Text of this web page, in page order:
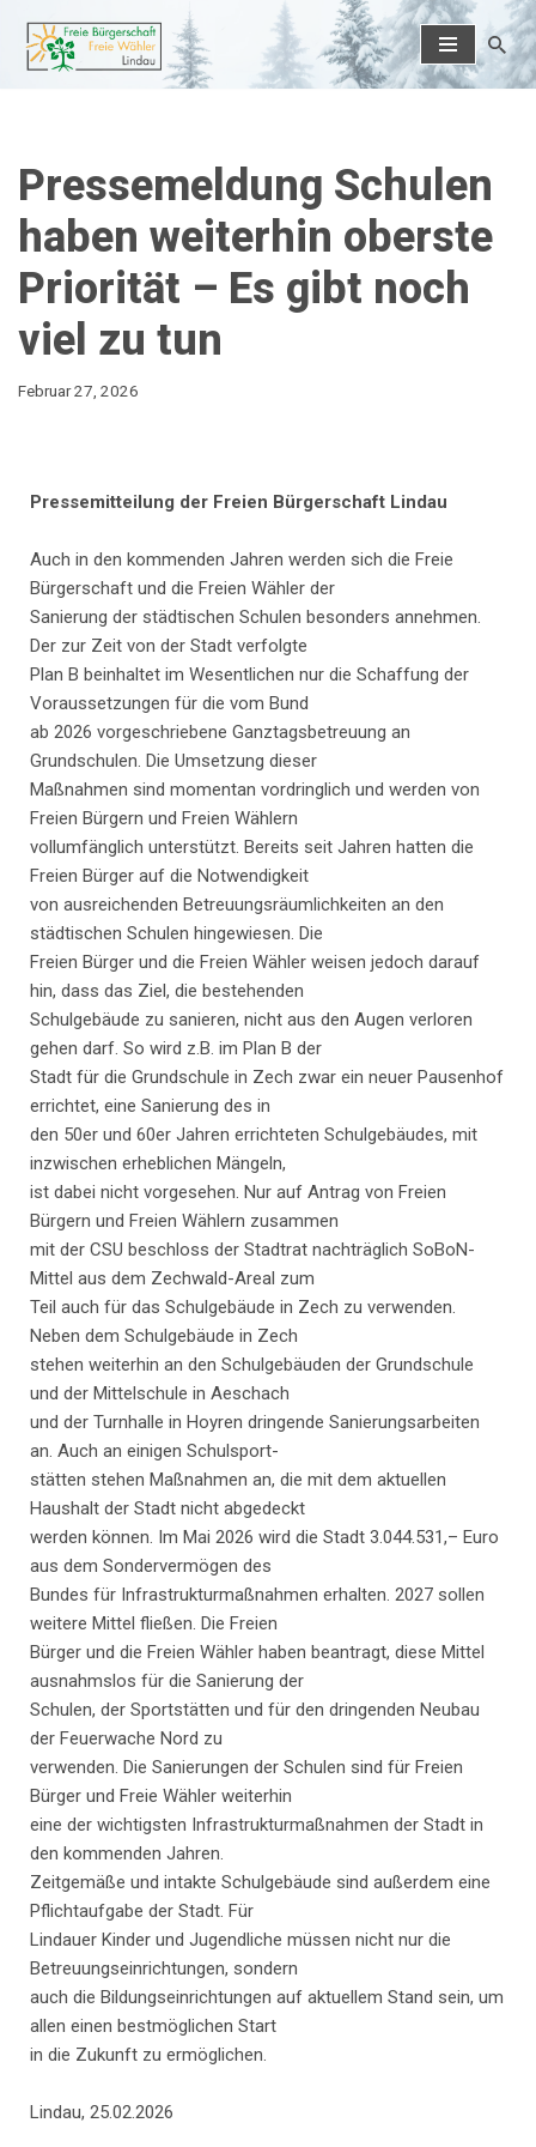
Zum
Pressemeldung Schulen
haben weiterhin oberste
Priorität – Es gibt noch
viel zu tun
Februar 27, 2026
Pressemitteilung der Freien Bürgerschaft Lindau
Auch in den kommenden Jahren werden sich die Freie
Bürgerschaft und die Freien Wähler der
Sanierung der städtischen Schulen besonders annehmen.
Der zur Zeit von der Stadt verfolgte
Plan B beinhaltet im Wesentlichen nur die Schaffung der
Voraussetzungen für die vom Bund
ab 2026 vorgeschriebene Ganztagsbetreuung an
Grundschulen. Die Umsetzung dieser
Maßnahmen sind momentan vordringlich und werden von
Freien Bürgern und Freien Wählern
vollumfänglich unterstützt. Bereits seit Jahren hatten die
Freien Bürger auf die Notwendigkeit
von ausreichenden Betreuungsräumlichkeiten an den
städtischen Schulen hingewiesen. Die
Freien Bürger und die Freien Wähler weisen jedoch darauf
hin, dass das Ziel, die bestehenden
Schulgebäude zu sanieren, nicht aus den Augen verloren
gehen darf. So wird z.B. im Plan B der
Stadt für die Grundschule in Zech zwar ein neuer Pausenhof
errichtet, eine Sanierung des in
den 50er und 60er Jahren errichteten Schulgebäudes, mit
inzwischen erheblichen Mängeln,
ist dabei nicht vorgesehen. Nur auf Antrag von Freien
Bürgern und Freien Wählern zusammen
mit der CSU beschloss der Stadtrat nachträglich SoBoN-
Mittel aus dem Zechwald-Areal zum
Teil auch für das Schulgebäude in Zech zu verwenden.
Neben dem Schulgebäude in Zech
stehen weiterhin an den Schulgebäuden der Grundschule
und der Mittelschule in Aeschach
und der Turnhalle in Hoyren dringende Sanierungsarbeiten
an. Auch an einigen Schulsport-
stätten stehen Maßnahmen an, die mit dem aktuellen
Haushalt der Stadt nicht abgedeckt
werden können. Im Mai 2026 wird die Stadt 3.044.531,– Euro
aus dem Sondervermögen des
Bundes für Infrastrukturmaßnahmen erhalten. 2027 sollen
weitere Mittel fließen. Die Freien
Bürger und die Freien Wähler haben beantragt, diese Mittel
ausnahmslos für die Sanierung der
Schulen, der Sportstätten und für den dringenden Neubau
der Feuerwache Nord zu
verwenden. Die Sanierungen der Schulen sind für Freien
Bürger und Freie Wähler weiterhin
eine der wichtigsten Infrastrukturmaßnahmen der Stadt in
den kommenden Jahren.
Zeitgemäße und intakte Schulgebäude sind außerdem eine
Pflichtaufgabe der Stadt. Für
Lindauer Kinder und Jugendliche müssen nicht nur die
Betreuungseinrichtungen, sondern
auch die Bildungseinrichtungen auf aktuellem Stand sein, um
allen einen bestmöglichen Start
in die Zukunft zu ermöglichen.
Lindau, 25.02.2026